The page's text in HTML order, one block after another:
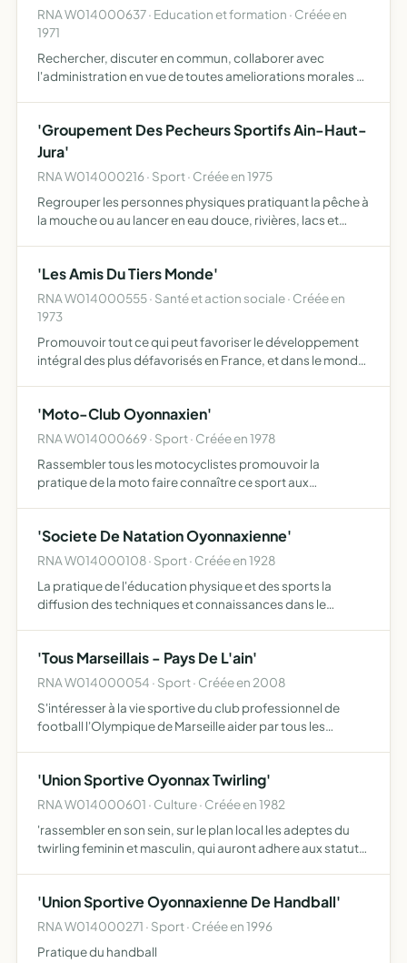
RNA W014000637 · Education et formation · Créée en
1971
Rechercher, discuter en commun, collaborer avec
l'administration en vue de toutes ameliorations morales et
'Groupement Des Pecheurs Sportifs Ain-Haut-
Jura'
RNA W014000216 · Sport · Créée en 1975
Regrouper les personnes physiques pratiquant la pêche à
la mouche ou au lancer en eau douce, rivières, lacs et
'Les Amis Du Tiers Monde'
RNA W014000555 · Santé et action sociale · Créée en
1973
Promouvoir tout ce qui peut favoriser le développement
intégral des plus défavorisés en France, et dans le monde
'Moto-Club Oyonnaxien'
RNA W014000669 · Sport · Créée en 1978
Rassembler tous les motocyclistes promouvoir la
pratique de la moto faire connaître ce sport aux
'Societe De Natation Oyonnaxienne'
RNA W014000108 · Sport · Créée en 1928
La pratique de l'éducation physique et des sports la
diffusion des techniques et connaissances dans le
loisirs, aquagym…
'Tous Marseillais - Pays De L'ain'
RNA W014000054 · Sport · Créée en 2008
S'intéresser à la vie sportive du club professionnel de
football l'Olympique de Marseille aider par tous les
manifestations e…
'Union Sportive Oyonnax Twirling'
RNA W014000601 · Culture · Créée en 1982
'rassembler en son sein, sur le plan local les adeptes du
twirling feminin et masculin, qui auront adhere aux statuts,
'Union Sportive Oyonnaxienne De Handball'
RNA W014000271 · Sport · Créée en 1996
Pratique du handball